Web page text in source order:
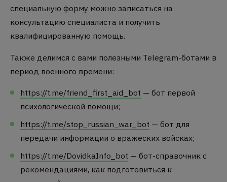
специальную форму можно записаться на
консультацию специалиста и получить
квалифицированную помощь.
Также делимся с вами полезными Telegram-ботами в
период военного времени:
https://t.me/friend_first_aid_bot — бот первой
психологической помощи;
https://t.me/stop_russian_war_bot — бот для
передачи информации о вражеских войсках;
https://t.me/DovidkaInfo_bot — бот-справочник с
рекомендациями, как подготовиться к